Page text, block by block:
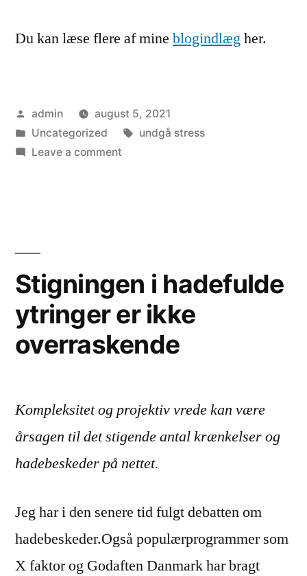
Du kan læse flere af mine blogindlæg her.
Posted
by
admin
august 5, 2021
Posted
in
Uncategorized Tags:
undgå stress
Leave a commenton
Stigningen i hadefulde
ytringer er ikke
overraskende
Kompleksitet og projektiv vrede kan være
årsagen til det stigende antal krænkelser og
hadebeskeder på nettet.
Jeg har i den senere tid fulgt debatten om
hadebeskeder.Også populærprogrammer som
X faktor og Godaften Danmark har bragt